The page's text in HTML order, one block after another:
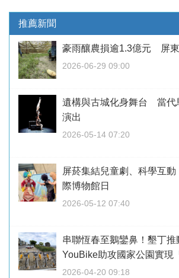
推薦新聞
豪雨釀農損逾1.3億元 屏
2026-06-29 09:00
遺構與古城化身舞台 當代
演出
2026-05-14 07:20
屏菸集結兒童劇、科學互
際博物館日
2026-05-12 07:40
串聯恆春至鵝鑾鼻！墾丁
YouBike助攻國家公園實現
2026-04-20 09:18